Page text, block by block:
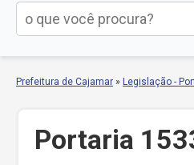
Prefeitura de Cajamar » Legislação -
Portaria